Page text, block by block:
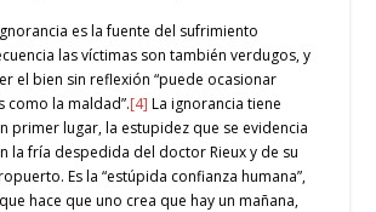
es la fuente del sufrimiento
las víctimas son también verdugos, y
el bien sin reflexión “puede ocasionar
como la maldad”.[4] La ignorancia tiene
primer lugar, la estupidez que se evidencia
la fría despedida del doctor Rieux y de su
Es la “estúpida confianza humana”,
hace que uno crea que hay un mañana,